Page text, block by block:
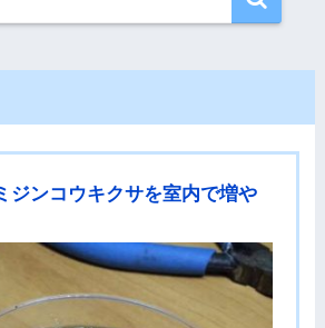
ジンコウキクサを室内で増や